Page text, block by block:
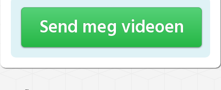
Send meg videoen